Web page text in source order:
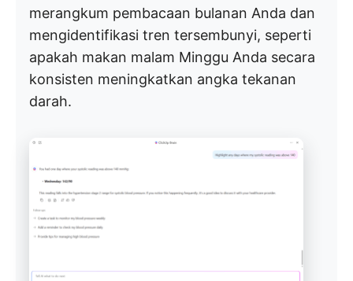
merangkum pembacaan bulanan Anda dan
mengidentifikasi tren tersembunyi, seperti
apakah makan malam Minggu Anda secara
konsisten meningkatkan angka tekanan
darah.